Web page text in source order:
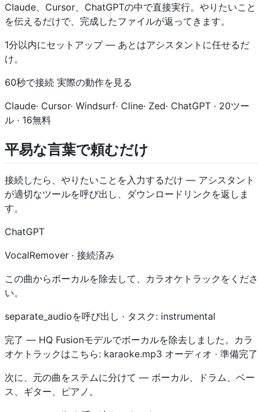
Claude、Cursor、ChatGPTの中で直接実行。やりたいこと
を伝えるだけで、完成したファイルが返ってきます。
1分以内にセットアップ — あとはアシスタントに任せるだ
け。
60秒で接続 実際の動作を見る
Claude· Cursor· Windsurf· Cline· Zed· ChatGPT · 20ツー
ル · 16無料
平易な言葉で頼むだけ
接続したら、やりたいことを入力するだけ — アシスタント
が適切なツールを呼び出し、ダウンロードリンクを返しま
す。
ChatGPT
VocalRemover · 接続済み
この曲からボーカルを除去して、カラオケトラックをくださ
い。
separate_audioを呼び出し · タスク: instrumental
完了 — HQ Fusionモデルでボーカルを除去しました。カラ
オケトラックはこちら: karaoke.mp3 オーディオ · 準備完了
次に、元の曲をステムに分けて — ボーカル、ドラム、ベー
ス、ギター、ピアノ。